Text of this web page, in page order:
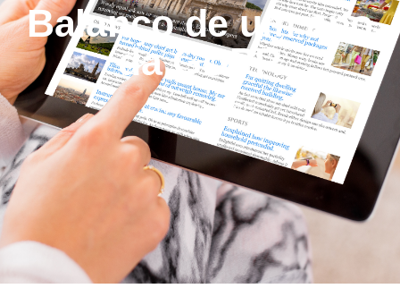
Balanço de um ano
da GDPR
18 de abril de 2019